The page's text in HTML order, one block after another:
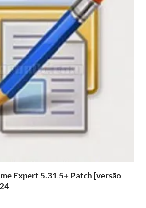
Expert 5.31.5+ Patch [versão